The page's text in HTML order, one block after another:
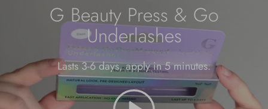
G Beauty Press & Go
Underlashes
Lasts 3-6 days, apply in 5 minutes.
pelata